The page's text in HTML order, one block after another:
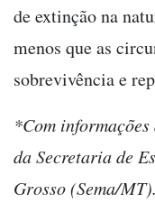
de extinção na
menos que as
sobrevivência e
*Com
da Secretaria de
Grosso (Sema/MT).